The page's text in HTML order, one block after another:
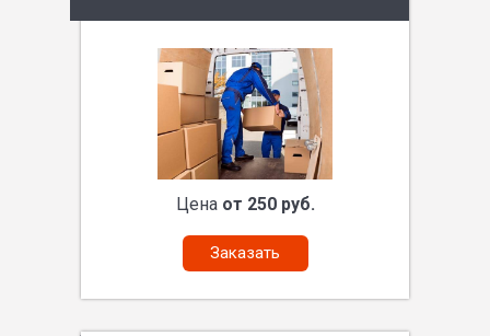
Цена от 250 руб.
Заказать